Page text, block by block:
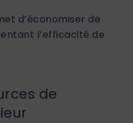
d’économiser de
l’efficacité de
de